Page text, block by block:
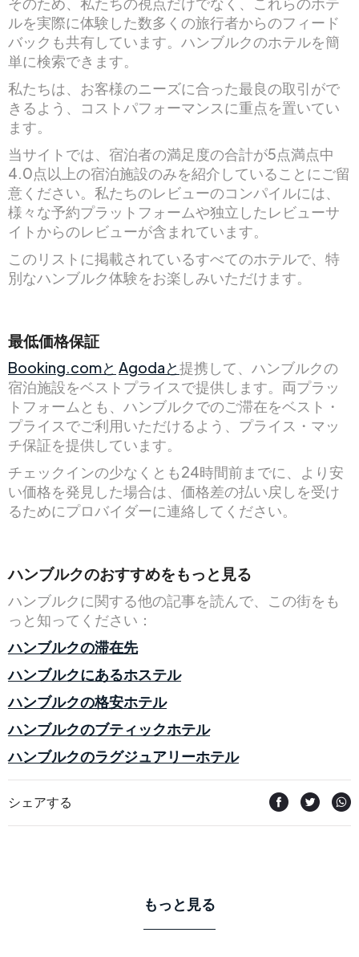
ルを実際に体験した数多くの旅行者からのフィード
バックも共有しています。ハンブルクのホテルを簡
単に検索できます。
私たちは、お客様のニーズに合った最良の取引がで
きるよう、コストパフォーマンスに重点を置いてい
ます。
当サイトでは、宿泊者の満足度の合計が5点満点中
4.0点以上の宿泊施設のみを紹介していることにご留
意ください。私たちのレビューのコンパイルには、
様々な予約プラットフォームや独立したレビューサ
イトからのレビューが含まれています。
このリストに掲載されているすべてのホテルで、特
別なハンブルク体験をお楽しみいただけます。
最低価格保証
Booking.comと Agodaと提携して、ハンブルクの
宿泊施設をベストプライスで提供します。両プラッ
トフォームとも、ハンブルクでのご滞在をベスト・
プライスでご利用いただけるよう、プライス・マッ
チ保証を提供しています。
チェックインの少なくとも24時間前までに、より安
い価格を発見した場合は、価格差の払い戻しを受け
るためにプロバイダーに連絡してください。
ハンブルクのおすすめをもっと見る
ハンブルクに関する他の記事を読んで、この街をも
っと知ってください：
ハンブルクの滞在先
ハンブルクにあるホステル
ハンブルクの格安ホテル
ハンブルクのブティックホテル
ハンブルクのラグジュアリーホテル
シェアする
もっと見る